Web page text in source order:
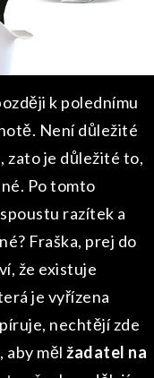
k polednímu
Není důležité
zato je důležité to,
Po tomto
razítek a
Fraška, prej do
že existuje
je vyřízena
nechtějí zde
aby měl žadatel na